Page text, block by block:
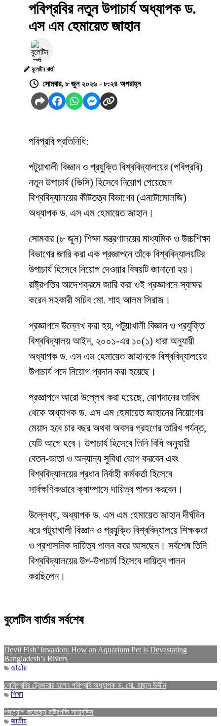
পবিপ্রবির নতুন উপাচার্য অধ্যাপক ড.
এস এম হেমায়েত জাহান
বুলেটিন বার্তা
সোমবার, ৮ জুন ২০২৬ - ৮:২৪ অপরাহ্ন
পবিপ্রবি প্রতিনিধি:
পটুয়াখালী বিজ্ঞান ও প্রযুক্তি বিশ্ববিদ্যালয়ের (পবিপ্রবি)
নতুন উপাচার্য (ভিসি) হিসেবে নিয়োগ পেয়েছেন
বিশ্ববিদ্যালয়ের কীটতত্ত্ব বিভাগের (এনটোমোলজি)
অধ্যাপক ড. এস এম হেমায়েত জাহান।
সোমবার (৮ জুন) শিক্ষা মন্ত্রণালয়ের মাধ্যমিক ও উচ্চশিক্ষা
বিভাগের জারি করা এক প্রজ্ঞাপনে তাঁকে বিশ্ববিদ্যালয়টির
উপাচার্য হিসেবে নিয়োগ দেওয়ার বিষয়টি জানানো হয়।
রাষ্ট্রপতির আদেশক্রমে জারি করা ওই প্রজ্ঞাপনে স্বাক্ষর
করেন সহকারী সচিব মো. শাহ আলম সিরাজ।
প্রজ্ঞাপনে উল্লেখ করা হয়, পটুয়াখালী বিজ্ঞান ও প্রযুক্তি
বিশ্ববিদ্যালয় আইন, ২০০১-এর ১০(১) ধারা অনুযায়ী
অধ্যাপক ড. এস এম হেমায়েত জাহানকে বিশ্ববিদ্যালয়ের
উপাচার্য পদে নিয়োগ প্রদান করা হয়েছে।
প্রজ্ঞাপনে আরো উল্লেখ করা হয়েছে, যোগদানের তারিখ
থেকে অধ্যাপক ড. এস এম হেমায়েত জাহানের নিয়োগের
মেয়াদ হবে চার বছর অথবা অবসর গ্রহণের তারিখ পর্যন্ত,
যেটি আগে হবে। উপাচার্য হিসেবে তিনি বিধি অনুযায়ী
বেতন-ভাতা ও অন্যান্য সুবিধা ভোগ করবেন এবং
বিশ্ববিদ্যালয়ের প্রধান নির্বাহী কর্মকর্তা হিসেবে
সার্বক্ষণিকভাবে ক্যাম্পাসে দায়িত্ব পালন করবেন।
উল্লেখ্য, অধ্যাপক ড. এস এম হেমায়েত জাহান দীর্ঘদিন
ধরে পটুয়াখালী বিজ্ঞান ও প্রযুক্তি বিশ্ববিদ্যালয়ে শিক্ষকতা
ও প্রশাসনিক দায়িত্ব পালন করে আসছেন। সর্বশেষ তিনি
বিশ্ববিদ্যালয়ের উপ-উপাচার্য হিসেবে দায়িত্ব পালন
করছিলেন।
বুলেটিন বার্তার সর্বশেষ
Devil Fish’ Invasion: How an Aquarium Pet is Devastating
Bangladesh’s Rivers
জাতীয়
নোবিপ্রবির ট্রেজারার হলেন পবিপ্রবি অধ্যাপক ড. মো. হাছান উদ্দীন
শিক্ষা
পদত্যাগ করেছেন রাষ্ট্রপতি সাহাবুদ্দিন
জাতীয়